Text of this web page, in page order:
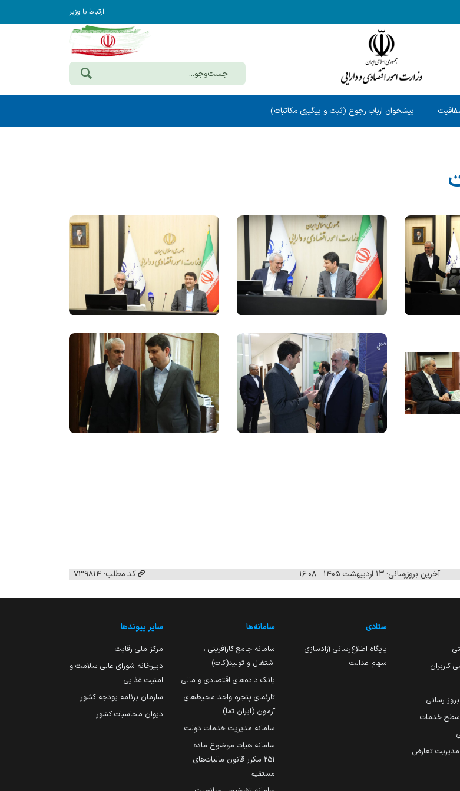
ارتباط با وزیر
پیشخوان ارباب رجوع (ثبت و پیگیری مکاتبات)
آخرین بروزرسانی: ۱۳ اردیبهشت ۱۴۰۵ - ۱۶:۰۸ کد مطلب: 739814
رسانی
سطح خدمات
مدیریت تعارض
ستادی
پایگاه اطلاع‌رسانی آزادسازی
سهام عدالت
سامانه‌ها
سامانه جامع کارآفرینی ،
اشتغال و تولید(کات)
بانک داده‌های اقتصادی و مالی
تارنمای پنجره واحد محیط‌های
آزمون (ایران تما)
سامانه مدیریت خدمات دولت
سامانه هیات موضوع ماده
251 مکرر قانون مالیات‌های
مستقیم
سایر پیوندها
مرکز ملی رقابت
دبیرخانه شورای عالی سلامت و
امنیت غذایی
سازمان برنامه بودجه کشور
دیوان محاسبات کشور